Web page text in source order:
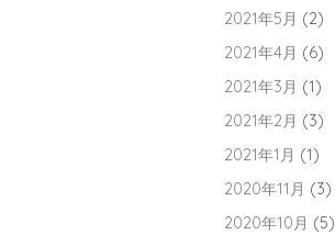
2021年5月 (2)
2021年4月 (6)
2021年3月 (1)
2021年2月 (3)
2021年1月 (1)
2020年11月 (3)
2020年10月 (5)